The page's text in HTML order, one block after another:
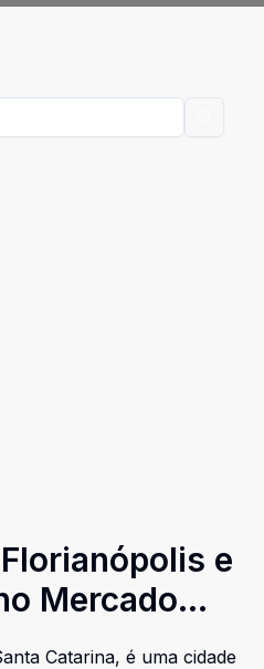
e
Mercado
Catarina, é uma cidade